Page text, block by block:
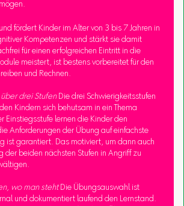
fördert Kinder im Alter von 3 bis 7 Jahren in
Kompetenzen und stärkt sie damit
für einen erfolgreichen Eintritt in die
meistert, ist bestens vorbereitet für den
und Rechnen.
drei StufenDie drei Schwierigkeitsstufen
Kindern sich behutsam in ein Thema
Einstiegsstufe lernen die Kinder den
Anforderungen der Übung auf einfachste
ist garantiert. Das motiviert, um dann auch
der beiden nächsten Stufen in Angriff zu
wo man stehtDie Übungsauswahl ist
und dokumentiert laufend den Lernstand.